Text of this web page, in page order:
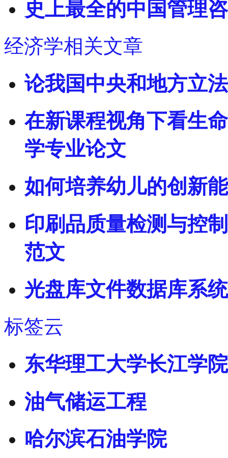
史上最全的中国管理
经济学相关文章
论我国中央和地方立
在新课程视角下看生
学专业论文
如何培养幼儿的创新
印刷品质量检测与控
范文
光盘库文件数据库系
标签云
东华理工大学长江学院
油气储运工程
哈尔滨石油学院